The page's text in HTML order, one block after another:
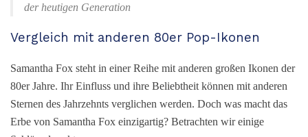
der heutigen Generation
Vergleich mit anderen 80er Pop-Ikonen
Samantha Fox steht in einer Reihe mit anderen großen Ikonen der
80er Jahre. Ihr Einfluss und ihre Beliebtheit können mit anderen
Sternen des Jahrzehnts verglichen werden. Doch was macht das
Erbe von Samantha Fox einzigartig? Betrachten wir einige